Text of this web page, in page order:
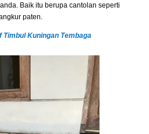
Baik itu berupa cantolan seperti
paten.
Timbul Kuningan Tembaga